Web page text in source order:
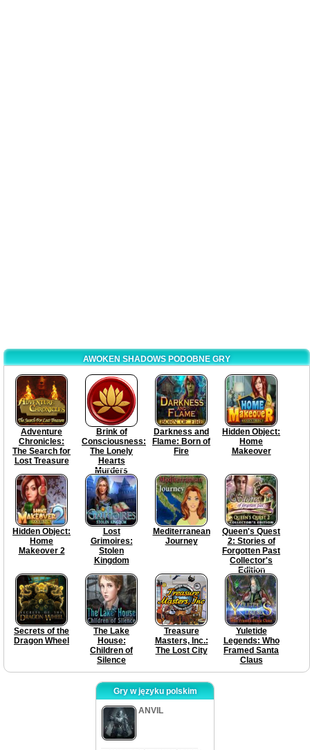
AWOKEN SHADOWS PODOBNE GRY
Adventure
Chronicles:
The Search for
Lost Treasure
Brink of
Consciousness:
The Lonely
Hearts
Murders
Collector's
Edition
Darkness and
Flame: Born of
Fire
Hidden Object:
Home
Makeover
Hidden Object:
Home
Makeover 2
Lost
Grimoires:
Stolen
Kingdom
Mediterranean
Journey
Queen's Quest
2: Stories of
Forgotten Past
Collector's
Edition
Secrets of the
Dragon Wheel
The Lake
House:
Children of
Silence
Treasure
Masters, Inc.:
The Lost City
Yuletide
Legends: Who
Framed Santa
Claus
Gry w języku polskim
ANVIL